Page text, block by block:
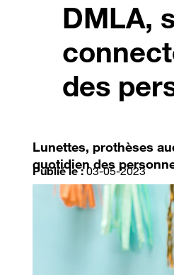
DMLA,
des
Lunettes, prothèses
quotidien des
Publié le :03-05-2023